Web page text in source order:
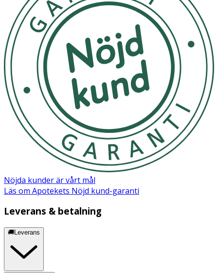
Nöjda kunder är vårt mål
Läs om Apotekets Nöjd kund-garanti
Leverans & betalning
🚚Leverans